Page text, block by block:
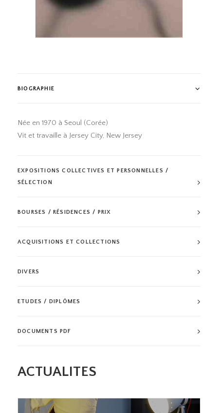
BIOGRAPHIE
Née en 1970 à Seoul (Corée)
Vit et travaille à Jersey City, New Jersey
EXPOSITIONS COLLECTIVES ET PERSONNELLES /
SÉLECTION
BOURSES / RÉSIDENCES / PRIX
ACQUISITIONS ET COLLECTIONS
DIVERS
ETUDES / DIPLÔMES
DOCUMENTS PDF
ACTUALITES